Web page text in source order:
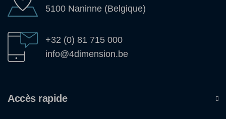
5100 Naninne (Belgique)
+32 (0) 81 715 000
info@4dimension.be
Accès rapide